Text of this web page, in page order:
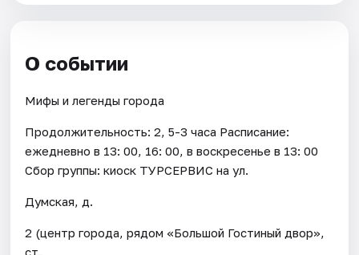
О событии
Мифы и легенды города
Продолжительность: 2, 5-3 часа Расписание:
ежедневно в 13: 00, 16: 00, в воскресенье в 13: 00
Сбор группы: киоск ТУРСЕРВИС на ул.
Думская, д.
2 (центр города, рядом «Большой Гостиный двор»,
ст.